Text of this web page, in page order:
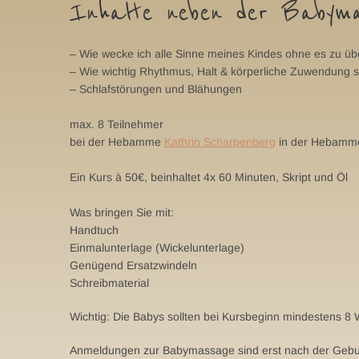
Inhalte neben der
– Wie wecke ich alle Sinne meines Kindes ohne es zu
– Wie wichtig Rhythmus, Halt & körperliche Zuwendung
– Schlafstörungen und Blähungen
max. 8 Teilnehmer
bei der Hebamme Kathrin Scharpenberg in der
Ein Kurs à 50€, beinhaltet 4x 60 Minuten, Skript und Öl
Was bringen Sie mit:
Handtuch
Einmalunterlage (Wickelunterlage)
Genügend Ersatzwindeln
Schreibmaterial
Wichtig: Die Babys sollten bei Kursbeginn mindestens 8
Anmeldungen zur Babymassage sind erst nach der